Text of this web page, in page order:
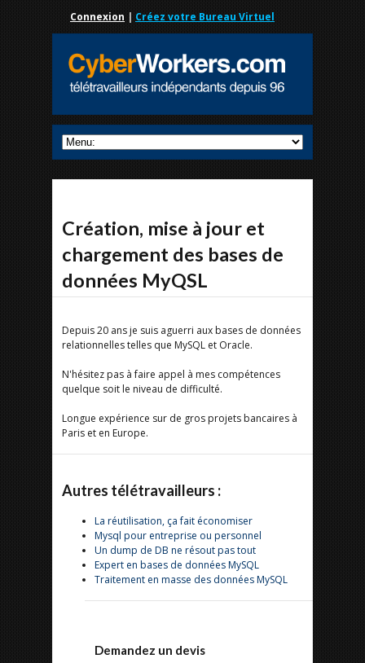
Connexion | Créez votre Bureau Virtuel
Création, mise à jour et
chargement des bases de
données MyQSL
Depuis 20 ans je suis aguerri aux bases de données
relationnelles telles que MySQL et Oracle.
N'hésitez pas à faire appel à mes compétences
quelque soit le niveau de difficulté.
Longue expérience sur de gros projets bancaires à
Paris et en Europe.
Autres télétravailleurs :
La réutilisation, ça fait économiser
Mysql pour entreprise ou personnel
Un dump de DB ne résout pas tout
Expert en bases de données MySQL
Traitement en masse des données MySQL
Demandez un devis